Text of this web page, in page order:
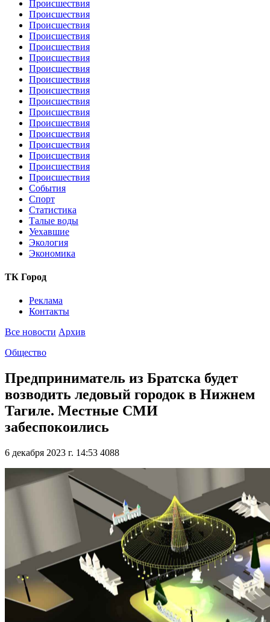
Происшествия
Происшествия
Происшествия
Происшествия
Происшествия
Происшествия
Происшествия
Происшествия
Происшествия
Происшествия
Происшествия
Происшествия
Происшествия
Происшествия
Происшествия
Происшествия
Происшествия
События
Спорт
Статистика
Талые воды
Уехавшие
Экология
Экономика
ТК Город
Реклама
Контакты
Все новости Архив
Общество
Предприниматель из Братска будет
возводить ледовый городок в Нижнем
Тагиле. Местные СМИ
забеспокоились
6 декабря 2023 г. 14:53 4088